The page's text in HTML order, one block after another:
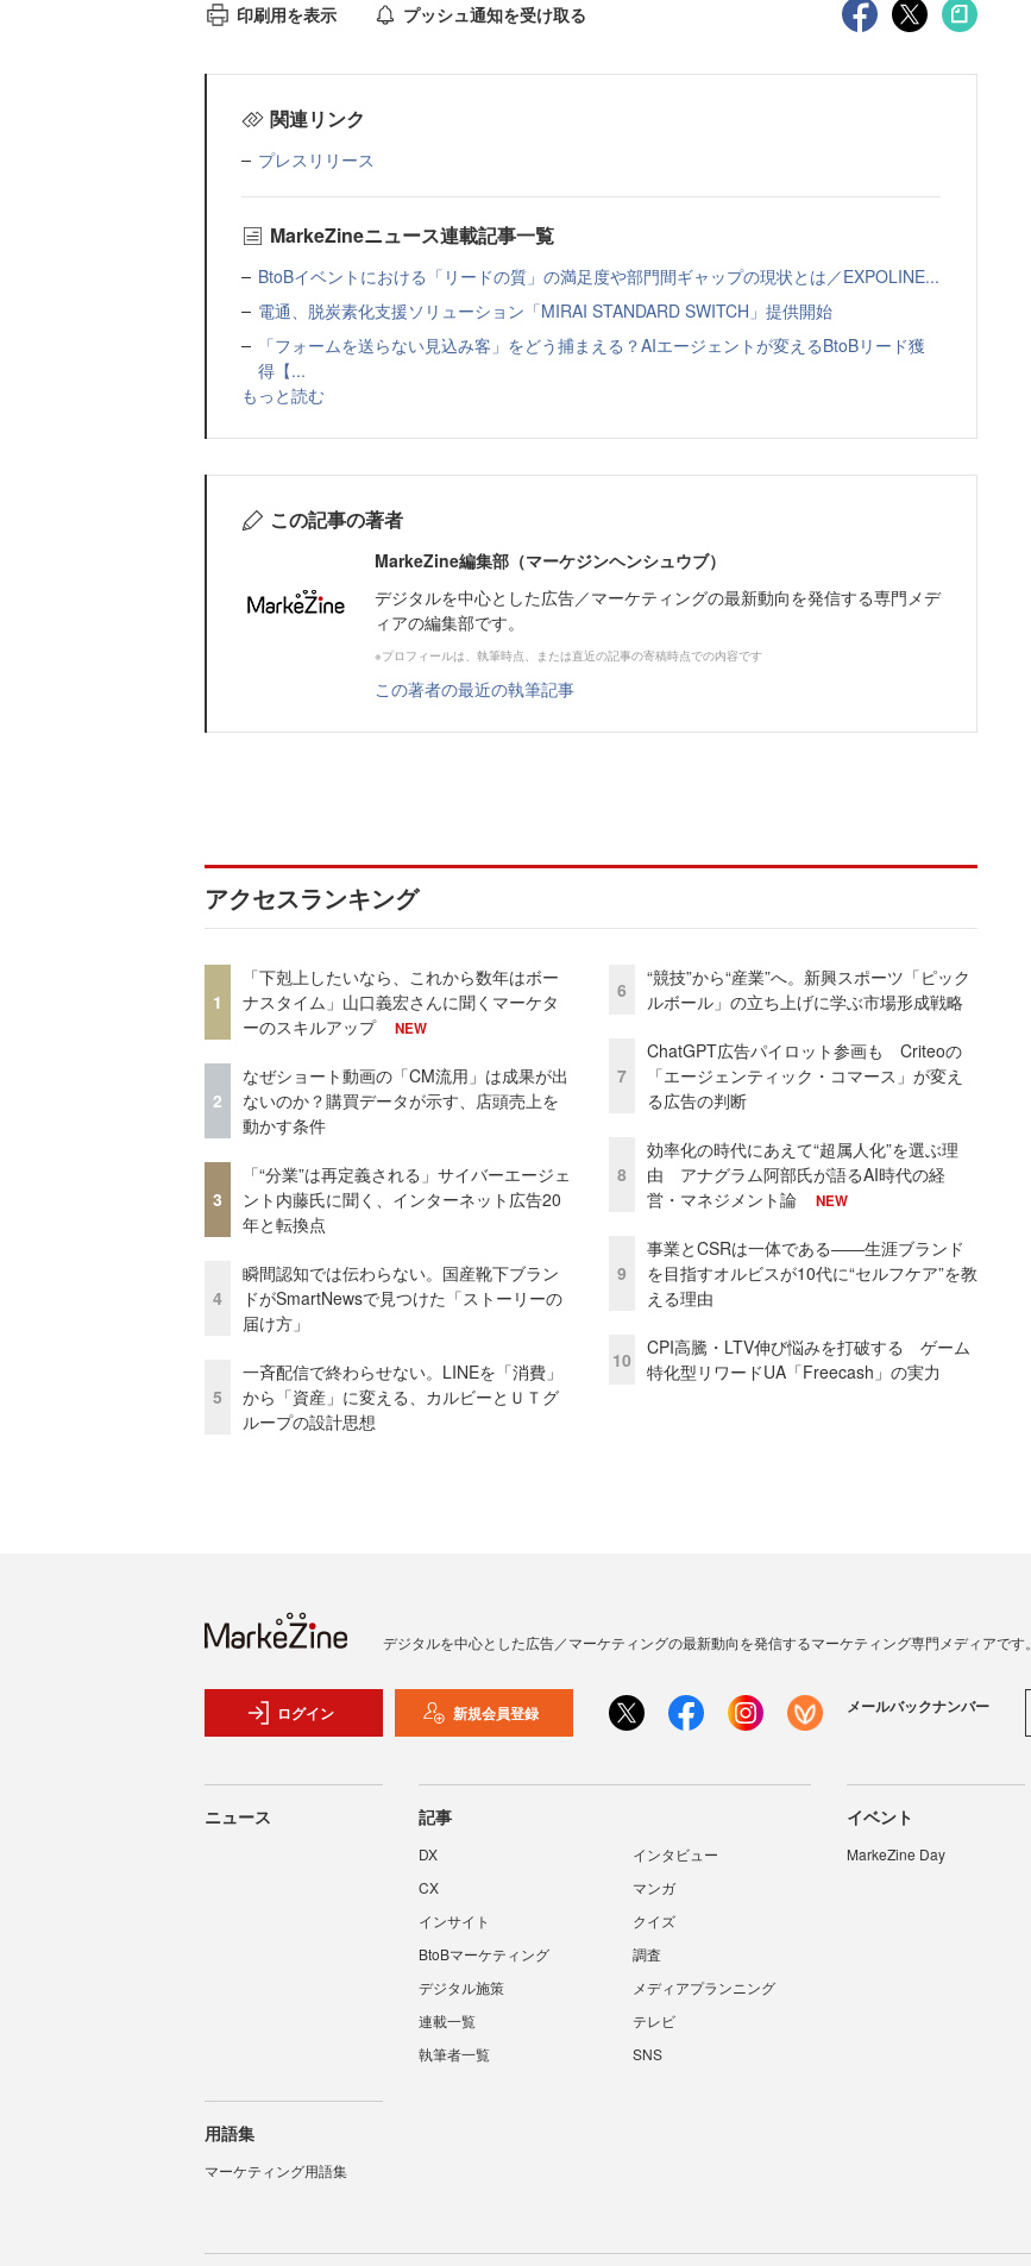
印刷用を表示 プッシュ通知を受け取る
関連リンク
プレスリリース
MarkeZineニュース連載記事一覧
BtoBイベントにおける「リードの質」の満足度や部門間ギャップの現状とは／EXPOLINE...
電通、脱炭素化支援ソリューション「MIRAI STANDARD SWITCH」提供開始
「フォームを送らない見込み客」をどう捕まえる？AIエージェントが変えるBtoBリード獲
得【...
もっと読む
この記事の著者
MarkeZine編集部（マーケジンヘンシュウブ）
デジタルを中心とした広告／マーケティングの最新動向を発信する専門メデ
ィアの編集部です。
※プロフィールは、執筆時点、または直近の記事の寄稿時点での内容です
この著者の最近の執筆記事
アクセスランキング
1
「下剋上したいなら、これから数年はボー
ナスタイム」山口義宏さんに聞くマーケタ
ーのスキルアップ
NEW
2
なぜショート動画の「CM流用」は成果が出
ないのか？購買データが示す、店頭売上を
動かす条件
3
「“分業”は再定義される」サイバーエージェ
ント内藤氏に聞く、インターネット広告20
年と転換点
4
瞬間認知では伝わらない。国産靴下ブラン
ドがSmartNewsで見つけた「ストーリーの
届け方」
5
一斉配信で終わらせない。LINEを「消費」
から「資産」に変える、カルビーとＵＴグ
ループの設計思想
6
“競技”から“産業”へ。新興スポーツ「ピック
ルボール」の立ち上げに学ぶ市場形成戦略
7
ChatGPT広告パイロット参画も Criteoの
「エージェンティック・コマース」が変え
る広告の判断
8
効率化の時代にあえて“超属人化”を選ぶ理
由 アナグラム阿部氏が語るAI時代の経
営・マネジメント論
NEW
9
事業とCSRは一体である――生涯ブランド
を目指すオルビスが10代に“セルフケア”を教
える理由
10
CPI高騰・LTV伸び悩みを打破する ゲーム
特化型リワードUA「Freecash」の実力
デジタルを中心とした広告／マーケティングの最新動向を発信するマーケティング専門メディアです。
ログイン 新規会員登録 メールバックナンバー
ニュース 記事
DX
インタビュー
CX
マンガ
インサイト
クイズ
BtoBマーケティング
調査
デジタル施策
メディアプランニング
連載一覧
テレビ
執筆者一覧
SNS
イベント
MarkeZine Day
用語集
マーケティング用語集